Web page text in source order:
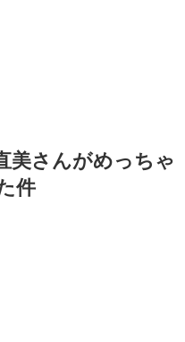
美さんがめっちゃ
件